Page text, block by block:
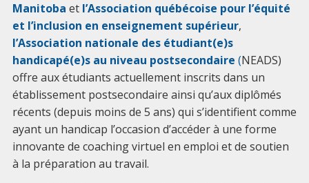
Manitoba et l’Association québécoise pour l’équité
et l’inclusion en enseignement supérieur,
l’Association nationale des étudiant(e)s
handicapé(e)s au niveau postsecondaire (NEADS)
offre aux étudiants actuellement inscrits dans un
établissement postsecondaire ainsi qu’aux diplômés
récents (depuis moins de 5 ans) qui s’identifient comme
ayant un handicap l’occasion d’accéder à une forme
innovante de coaching virtuel en emploi et de soutien
à la préparation au travail.